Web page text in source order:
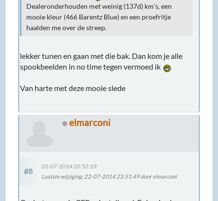
Dealeronderhouden met weinig (137d) km's, een
mooie kleur (466 Barentz Blue) en een proefritje
haalden me over de streep.
lekker tunen en gaan met die bak. Dan kom je alle
spookbeelden in no time tegen vermoed ik
Van harte met deze mooie slede
elmarconi
#8
22-07-2014 20:52:29
Laatste wijziging: 22-07-2014 23:51:49 door elmarconi